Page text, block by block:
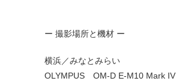
ー 撮影場所と機材 ー
横浜／みなとみらい
OLYMPUS OM-D E-M10 Mark IV